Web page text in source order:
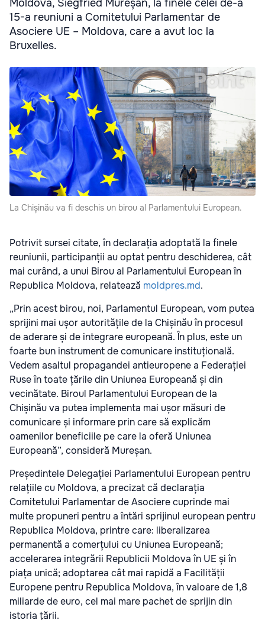
Moldova, Siegfried Mureșan, la finele celei de-a
15-a reuniuni a Comitetului Parlamentar de
Asociere UE – Moldova, care a avut loc la
Bruxelles.
La Chișinău va fi deschis un birou al Parlamentului European.
Potrivit sursei citate, în declarația adoptată la finele
reuniunii, participanții au optat pentru deschiderea, cât
mai curând, a unui Birou al Parlamentului European în
Republica Moldova, relatează moldpres.md.
„Prin acest birou, noi, Parlamentul European, vom putea
sprijini mai ușor autoritățile de la Chișinău în procesul
de aderare și de integrare europeană. În plus, este un
foarte bun instrument de comunicare instituțională.
Vedem asaltul propagandei antieuropene a Federației
Ruse în toate țările din Uniunea Europeană și din
vecinătate. Biroul Parlamentului European de la
Chișinău va putea implementa mai ușor măsuri de
comunicare și informare prin care să explicăm
oamenilor beneficiile pe care la oferă Uniunea
Europeană”, consideră Mureșan.
Președintele Delegației Parlamentului European pentru
relațiile cu Moldova, a precizat că declarația
Comitetului Parlamentar de Asociere cuprinde mai
multe propuneri pentru a întări sprijinul european pentru
Republica Moldova, printre care: liberalizarea
permanentă a comerțului cu Uniunea Europeană;
accelerarea integrării Republicii Moldova în UE și în
piața unică; adoptarea cât mai rapidă a Facilității
Europene pentru Republica Moldova, în valoare de 1,8
miliarde de euro, cel mai mare pachet de sprijin din
istoria țării.